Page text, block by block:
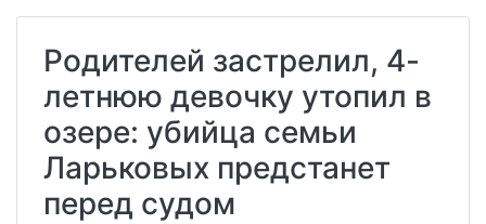
Родителей застрелил, 4-
летнюю девочку утопил в
озере: убийца семьи
Ларьковых предстанет
перед судом